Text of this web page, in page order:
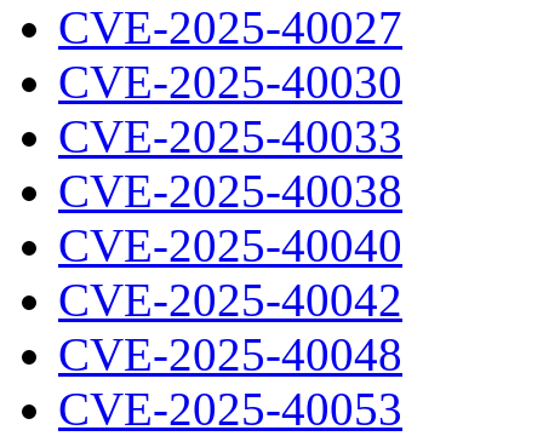
CVE-2025-40027
CVE-2025-40030
CVE-2025-40033
CVE-2025-40038
CVE-2025-40040
CVE-2025-40042
CVE-2025-40048
CVE-2025-40053